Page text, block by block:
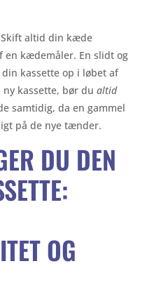
Skift altid din kæde
kædemåler. En slidt og
kassette op i løbet af
kassette, bør du altid
samtidig, da en gammel
på de nye tænder.
DU DEN
OG